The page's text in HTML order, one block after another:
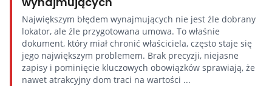
Największym błędem wynajmujących nie jest źle dobrany
lokator, ale źle przygotowana umowa. To właśnie
dokument, który miał chronić właściciela, często staje się
jego największym problemem. Brak precyzji, niejasne
zapisy i pominięcie kluczowych obowiązków sprawiają, że
nawet atrakcyjny dom traci na wartości ...